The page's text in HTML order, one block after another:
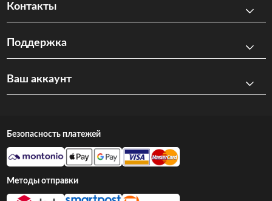
Контакты
Поддержка
Ваш аккаунт
Безопасность платежей
Методы отправки